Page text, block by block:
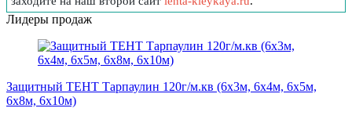
Лидеры продаж
Защитный ТЕНТ Тарпаулин 120г/м.кв (6х3м, 6х4м, 6х5м,
6х8м, 6х10м)